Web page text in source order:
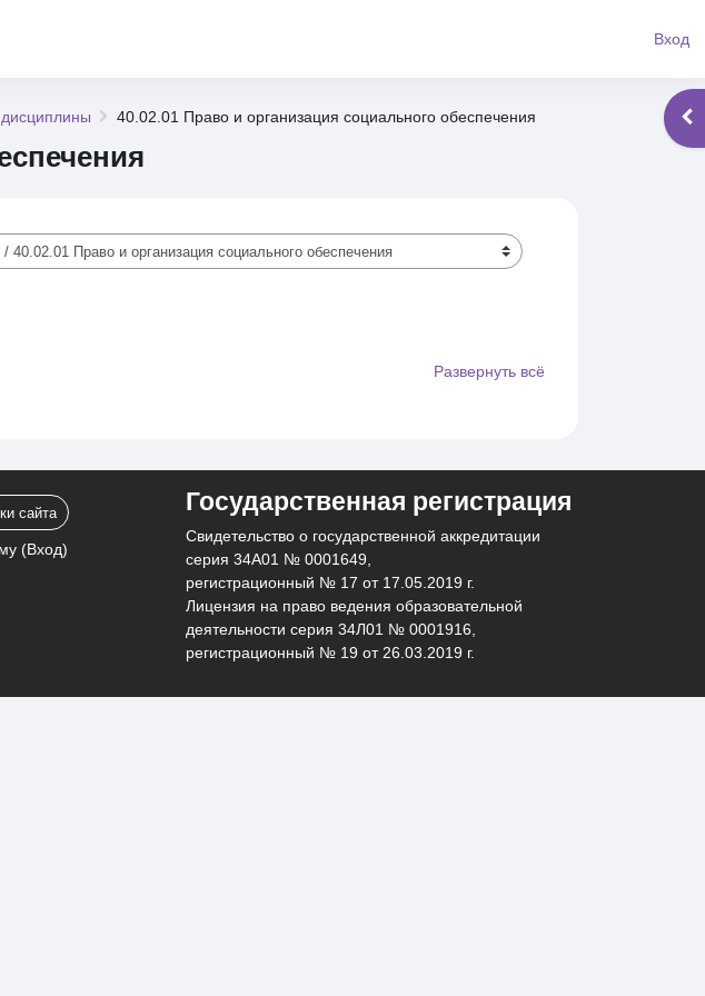
Вход
40.02.01 Право и организация социального обеспечения
Развернуть всё
сайта
(Вход)
Государственная регистрация
Свидетельство о государственной аккредитации
серия 34А01 № 0001649,
регистрационный № 17 от 17.05.2019 г.
Лицензия на право ведения образовательной
деятельности серия 34Л01 № 0001916,
регистрационный № 19 от 26.03.2019 г.